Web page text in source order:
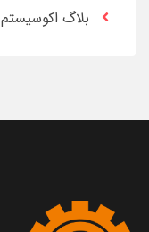
بلاگ اکوسیستم